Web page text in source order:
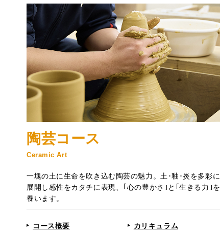
陶芸コース
Ceramic Art
一塊の土に生命を吹き込む陶芸の魅力。土･釉･炎を多彩に
展開し感性をカタチに表現、｢心の豊かさ｣と｢生きる力｣を
養います。
コース概要
カリキュラム